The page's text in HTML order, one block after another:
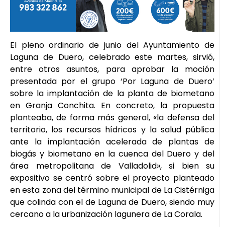
El pleno ordinario de junio del Ayuntamiento de
Laguna de Duero, celebrado este martes, sirvió,
entre otros asuntos, para aprobar la moción
presentada por el grupo ‘Por Laguna de Duero’
sobre la implantación de la planta de biometano
en Granja Conchita. En concreto, la propuesta
planteaba, de forma más general, «la defensa del
territorio, los recursos hídricos y la salud pública
ante la implantación acelerada de plantas de
biogás y biometano en la cuenca del Duero y del
área metropolitana de Valladolid», si bien su
expositivo se centró sobre el proyecto planteado
en esta zona del término municipal de La Cistérniga
que colinda con el de Laguna de Duero, siendo muy
cercano a la urbanización lagunera de La Corala.